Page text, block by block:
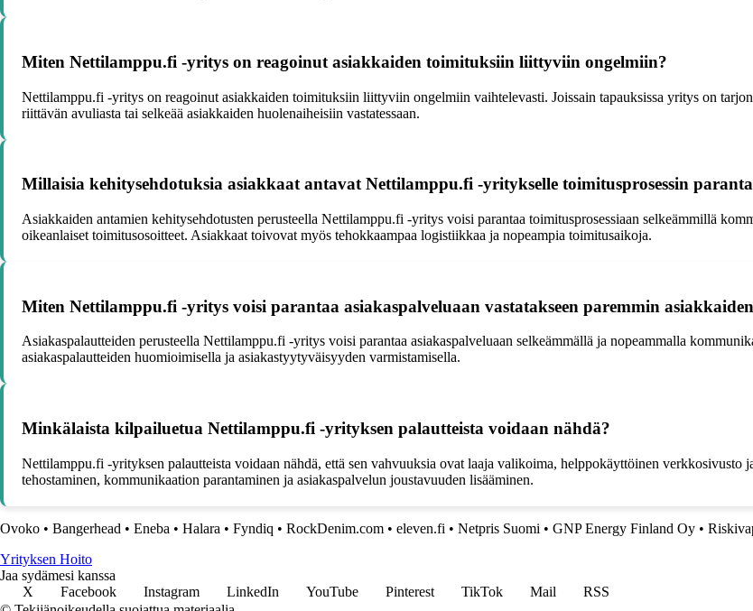
Miten Nettilamppu.fi -yritys on reagoinut asiakkaiden toimituksiin liittyviin ongelmiin?
Nettilamppu.fi -yritys on reagoinut asiakkaiden toimituksiin liittyviin ongelmiin vaihtelevasti. Joissain tapauksissa yritys on
riittävän avuliasta tai selkeää asiakkaiden huolenaiheisiin vastatessaan.
Millaisia kehitysehdotuksia asiakkaat antavat Nettilamppu.fi -yritykselle toimitusprosessin
Asiakkaiden antamien kehitysehdotusten perusteella Nettilamppu.fi -yritys voisi parantaa toimitusprosessiaan selkeämmillä
oikeanlaiset toimitusosoitteet. Asiakkaat toivovat myös tehokkaampaa logistiikkaa ja nopeampia toimitusaikoja.
Miten Nettilamppu.fi -yritys voisi parantaa asiakaspalveluaan vastatakseen paremmin
Asiakaspalautteiden perusteella Nettilamppu.fi -yritys voisi parantaa asiakaspalveluaan selkeämmällä ja nopeammalla
asiakaspalautteiden huomioimisella ja asiakastyytyväisyyden varmistamisella.
Minkälaista kilpailuetua Nettilamppu.fi -yrityksen palautteista voidaan nähdä?
Nettilamppu.fi -yrityksen palautteista voidaan nähdä, että sen vahvuuksia ovat laaja valikoima, helppokäyttöinen verkkosivusto
tehostaminen, kommunikaation parantaminen ja asiakaspalvelun joustavuuden lisääminen.
Ovoko • Bangerhead • Eneba • Halara • Fyndiq • RockDenim.com • eleven.fi • Netpris Suomi • GNP Energy Finland Oy •
Yrityksen Hoito
Jaa sydämesi kanssa
X
Facebook Instagram LinkedIn YouTube Pinterest TikTok Mail
RSS